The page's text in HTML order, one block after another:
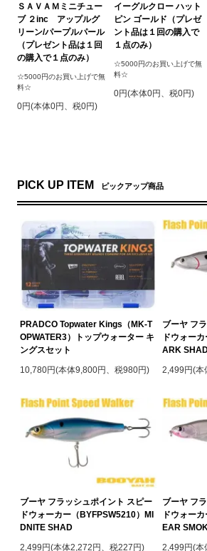
ＳＡＶＡＭミニチュー
ブ ２inc アップルグ
リーン/パープルパール
（プレゼント品は１回
の購入で１点のみ）
☆5000円のお買い上げで無
料☆
0円(本体0円、税0円)
イーグルクロー ハット
ピン ゴールド（プレゼ
ント品は１回の購入で
１点のみ）
☆5000円のお買い上げで無
料☆
0円(本体0円、税0円)
PICK UP ITEM ピックアップ商品
PRADCO Topwater Kings（MK-T
OPWATER3）トップウォーター キ
ングスセット
10,780円(本体9,800円、税980円)
ブーヤ フ
ドウォー
ARK
2,499円(本
ブーヤ フラッシュポイント スピー
ドウォーカー（BYFPSW5210）MI
DNITE SHAD
2,499円(本体2,272円、税227円)
ブーヤ フ
ドウォー
EAR
2,499円(本